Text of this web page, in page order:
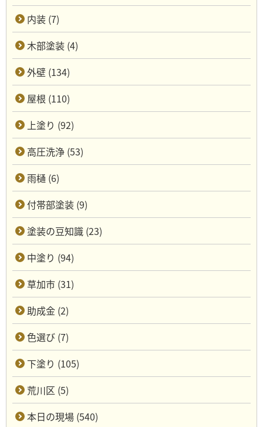
内装 (7)
木部塗装 (4)
外壁 (134)
屋根 (110)
上塗り (92)
高圧洗浄 (53)
雨樋 (6)
付帯部塗装 (9)
塗装の豆知識 (23)
中塗り (94)
草加市 (31)
助成金 (2)
色選び (7)
下塗り (105)
荒川区 (5)
本日の現場 (540)